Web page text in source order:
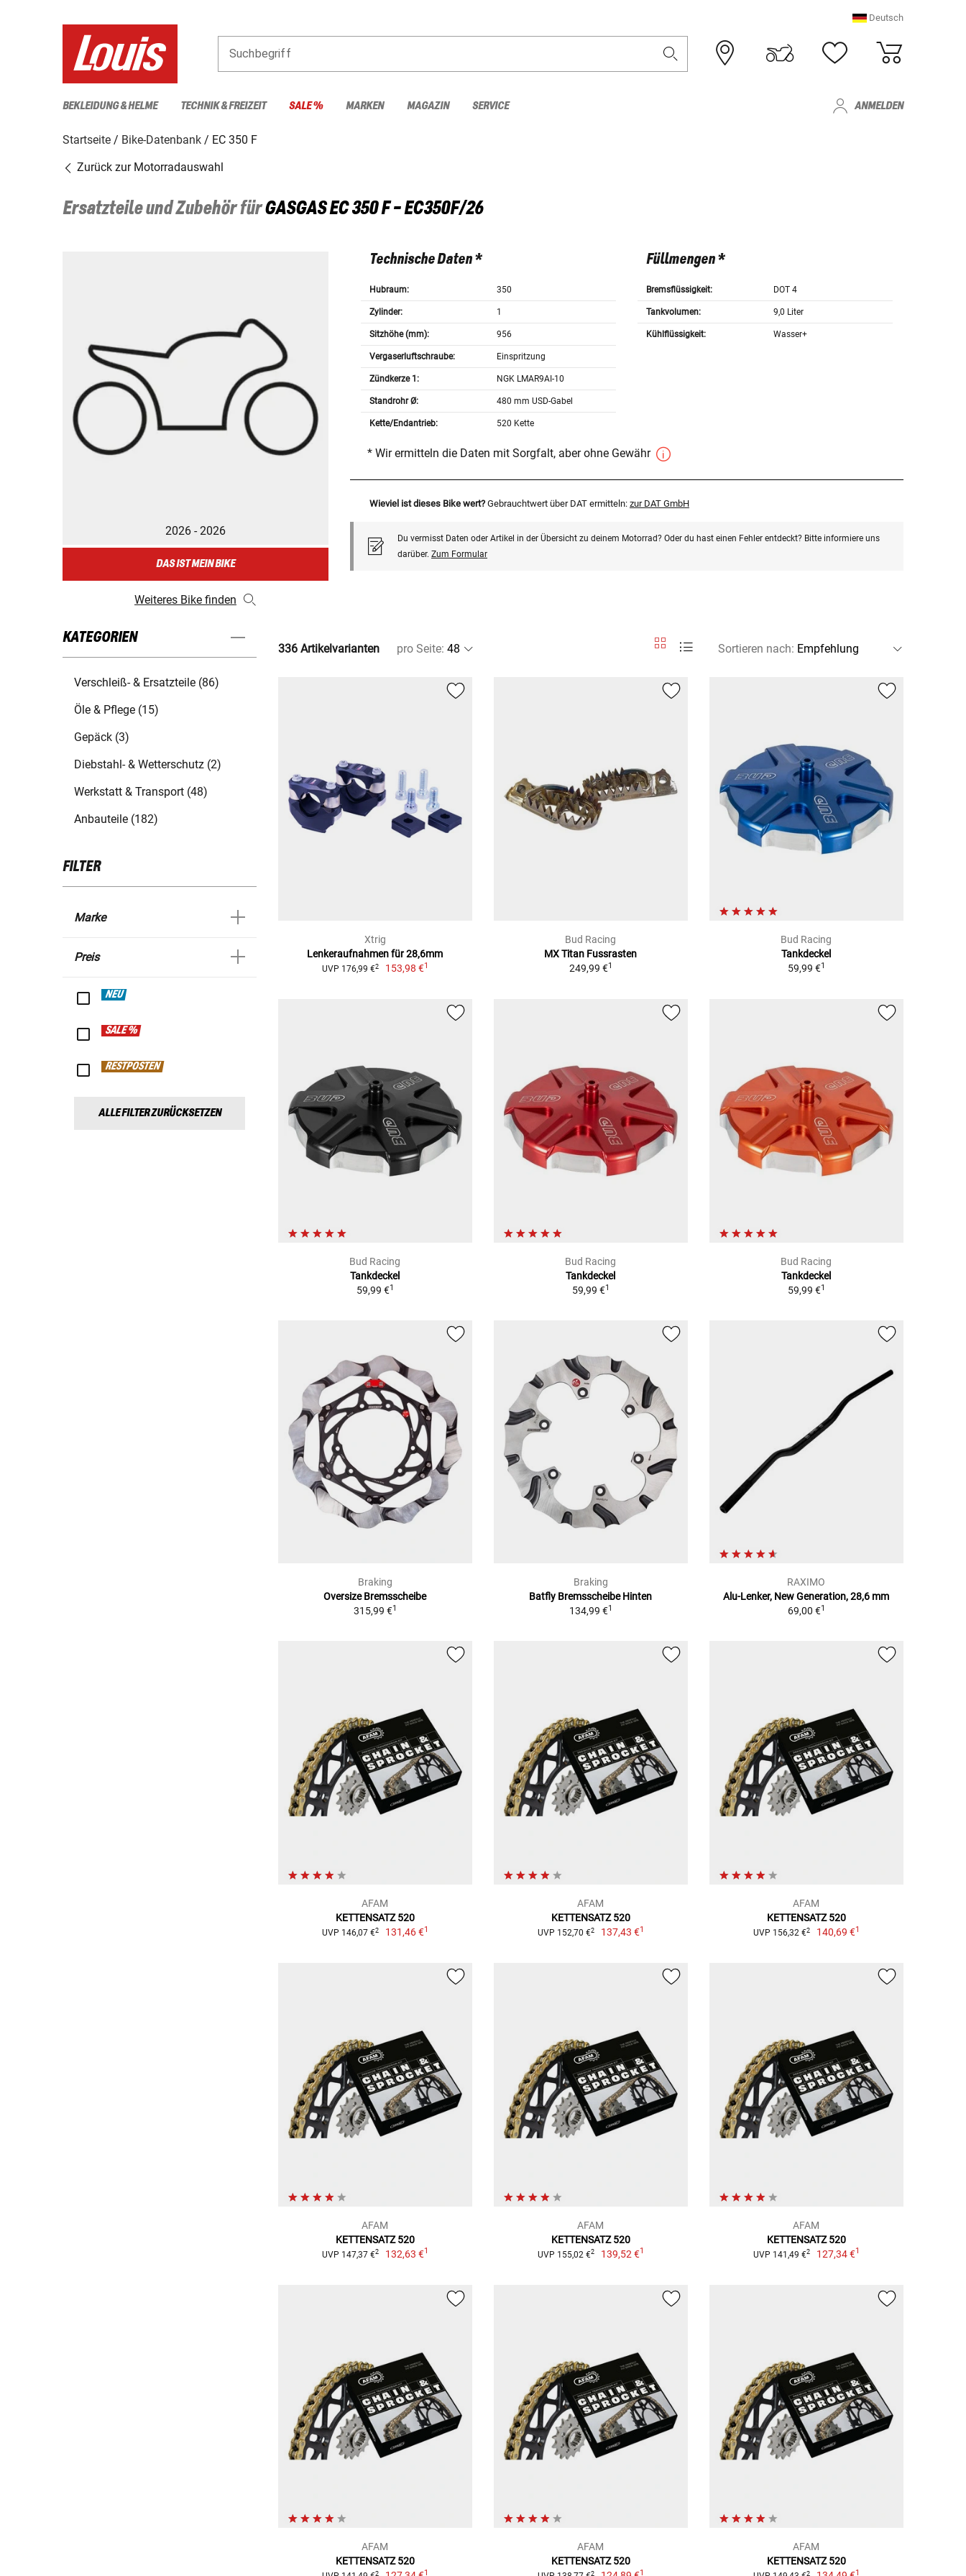
Deutsch
Suchbegriff
BEKLEIDUNG & HELME TECHNIK & FREIZEIT SALE % MARKEN MAGAZIN SERVICE ANMELDEN
Startseite Bike-Datenbank
EC 350 F
Zurück zur Motorradauswahl
Ersatzteile und Zubehör fürGASGASEC 350 F - EC350F/26
2026 - 2026
DAS IST MEIN BIKE
Weiteres Bike finden
Technische Daten *
Hubraum: 350
Zylinder: 1
Sitzhöhe (mm): 956
Vergaserluftschraube: Einspritzung
Zündkerze 1: NGK LMAR9AI-10
Standrohr Ø: 480 mm USD-Gabel
Kette/Endantrieb: 520 Kette
Füllmengen *
Bremsflüssigkeit: DOT 4
Tankvolumen: 9,0 Liter
Kühlflüssigkeit: Wasser+
* Wir ermitteln die Daten mit Sorgfalt, aber ohne Gewähr
Wieviel ist dieses Bike wert? Gebrauchtwert über DAT ermitteln: zur DAT GmbH
Du vermisst Daten oder Artikel in der Übersicht zu deinem Motorrad? Oder du hast einen Fehler entdeckt? Bitte informiere uns
darüber. Zum Formular
KATEGORIEN
Verschleiß- & Ersatzteile (86)
Öle & Pflege (15)
Gepäck (3)
Diebstahl- & Wetterschutz (2)
Werkstatt & Transport (48)
Anbauteile (182)
FILTER
Marke
Preis
NEU
SALE %
RESTPOSTEN
ALLE FILTER ZURÜCKSETZEN
336 Artikelvarianten pro Seite: Sortieren nach:
Xtrig
Lenkeraufnahmen für 28,6mm
UVP 176,99 €2 153,98 €1
Bud Racing
MX Titan Fussrasten
249,99 €1
Bud Racing
Tankdeckel
59,99 €1
Bud Racing
Tankdeckel
59,99 €1
Bud Racing
Tankdeckel
59,99 €1
Bud Racing
Tankdeckel
59,99 €1
Braking
Oversize Bremsscheibe
315,99 €1
Braking
Batfly Bremsscheibe Hinten
134,99 €1
RAXIMO
Alu-Lenker, New Generation, 28,6 mm
69,00 €1
AFAM
KETTENSATZ 520
UVP 146,07 €2 131,46 €1
AFAM
KETTENSATZ 520
UVP 152,70 €2 137,43 €1
AFAM
KETTENSATZ 520
UVP 156,32 €2 140,69 €1
AFAM
KETTENSATZ 520
UVP 147,37 €2 132,63 €1
AFAM
KETTENSATZ 520
UVP 155,02 €2 139,52 €1
AFAM
KETTENSATZ 520
UVP 141,49 €2 127,34 €1
AFAM
KETTENSATZ 520
2 1
AFAM
KETTENSATZ 520
2 1
AFAM
KETTENSATZ 520
2 1